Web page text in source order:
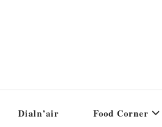
Dialn’air Food Corner